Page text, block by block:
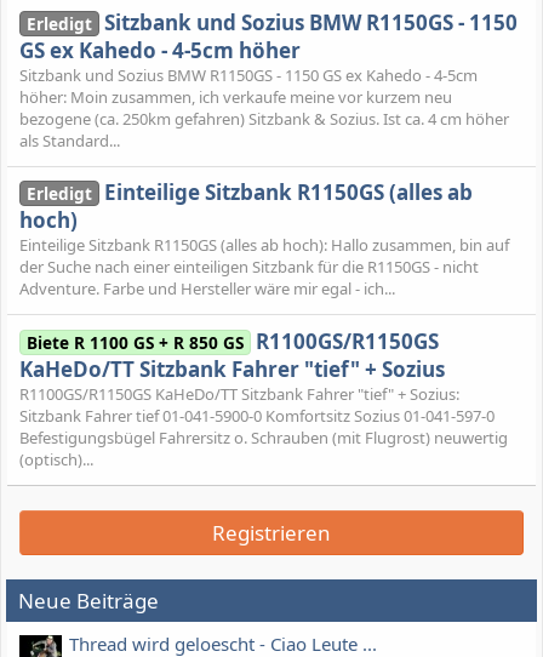
Erledigt Sitzbank und Sozius BMW R1150GS - 1150
GS ex Kahedo - 4-5cm höher
Sitzbank und Sozius BMW R1150GS - 1150 GS ex Kahedo - 4-5cm
höher: Moin zusammen, ich verkaufe meine vor kurzem neu
bezogene (ca. 250km gefahren) Sitzbank & Sozius. Ist ca. 4 cm höher
als Standard...
Erledigt Einteilige Sitzbank R1150GS (alles ab
hoch)
Einteilige Sitzbank R1150GS (alles ab hoch): Hallo zusammen, bin auf
der Suche nach einer einteiligen Sitzbank für die R1150GS - nicht
Adventure. Farbe und Hersteller wäre mir egal - ich...
Biete R 1100 GS + R 850 GS R1100GS/R1150GS
KaHeDo/TT Sitzbank Fahrer "tief" + Sozius
R1100GS/R1150GS KaHeDo/TT Sitzbank Fahrer "tief" + Sozius:
Sitzbank Fahrer tief 01-041-5900-0 Komfortsitz Sozius 01-041-597-0
Befestigungsbügel Fahrersitz o. Schrauben (mit Flugrost) neuwertig
(optisch)...
Registrieren
Neue Beiträge
Thread wird geloescht - Ciao Leute ...